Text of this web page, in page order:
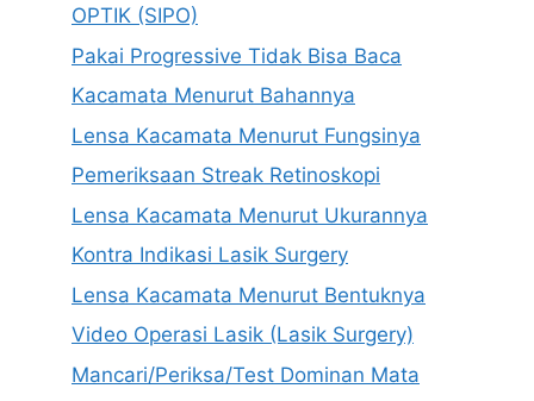
OPTIK (SIPO)
Pakai Progressive Tidak Bisa Baca
Kacamata Menurut Bahannya
Lensa Kacamata Menurut Fungsinya
Pemeriksaan Streak Retinoskopi
Lensa Kacamata Menurut Ukurannya
Kontra Indikasi Lasik Surgery
Lensa Kacamata Menurut Bentuknya
Video Operasi Lasik (Lasik Surgery)
Mancari/Periksa/Test Dominan Mata